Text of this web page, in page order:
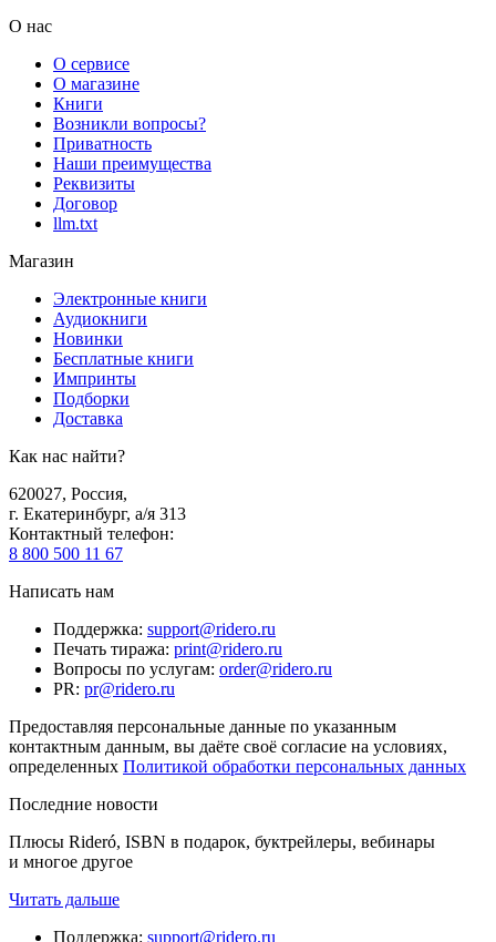
О нас
О сервисе
О магазине
Книги
Возникли вопросы?
Приватность
Наши преимущества
Реквизиты
Договор
llm.txt
Магазин
Электронные книги
Аудиокниги
Новинки
Бесплатные книги
Импринты
Подборки
Доставка
Как нас найти?
620027, Россия,
г. Екатеринбург, а/я 313
Контактный телефон:
8 800 500 11 67
Написать нам
Поддержка: support@ridero.ru
Печать тиража: print@ridero.ru
Вопросы по услугам: order@ridero.ru
PR: pr@ridero.ru
Предоставляя персональные данные по указанным
контактным данным, вы даёте своё согласие на условиях,
определенных Политикой обработки персональных данных
Последние новости
Плюсы Rideró, ISBN в подарок, буктрейлеры, вебинары
и многое другое
Читать дальше
Поддержка: support@ridero.ru